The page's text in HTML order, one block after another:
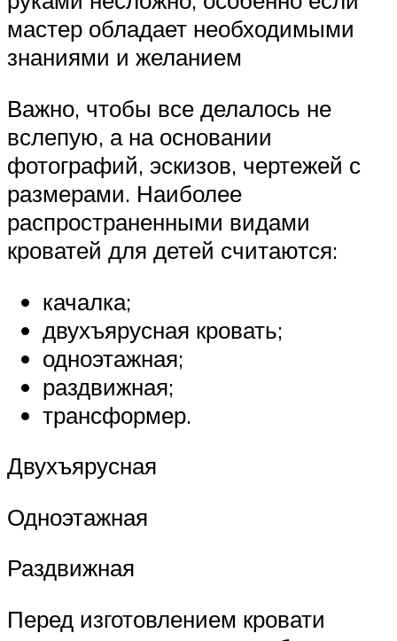
мастер обладает необходимыми
знаниями и желанием
Важно, чтобы все делалось не
вслепую, а на основании
фотографий, эскизов, чертежей с
размерами. Наиболее
распространенными видами
кроватей для детей считаются:
качалка;
двухъярусная кровать;
одноэтажная;
раздвижная;
трансформер.
Двухъярусная
Одноэтажная
Раздвижная
Перед изготовлением кровати